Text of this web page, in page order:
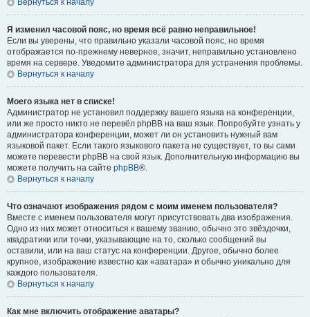
Вернуться к началу
Я изменил часовой пояс, но время всё равно неправильное!
Если вы уверены, что правильно указали часовой пояс, но время
отображается по-прежнему неверное, значит, неправильно установлено
время на сервере. Уведомите администратора для устранения проблемы.
Вернуться к началу
Моего языка нет в списке!
Администратор не установил поддержку вашего языка на конференции,
или же просто никто не перевёл phpBB на ваш язык. Попробуйте узнать у
администратора конференции, может ли он установить нужный вам
языковой пакет. Если такого языкового пакета не существует, то вы сами
можете перевести phpBB на свой язык. Дополнительную информацию вы
можете получить на сайте phpBB®.
Вернуться к началу
Что означают изображения рядом с моим именем пользователя?
Вместе с именем пользователя могут присутствовать два изображения.
Одно из них может относиться к вашему званию, обычно это звёздочки,
квадратики или точки, указывающие на то, сколько сообщений вы
оставили, или на ваш статус на конференции. Другое, обычно более
крупное, изображение известно как «аватара» и обычно уникально для
каждого пользователя.
Вернуться к началу
Как мне включить отображение аватары?